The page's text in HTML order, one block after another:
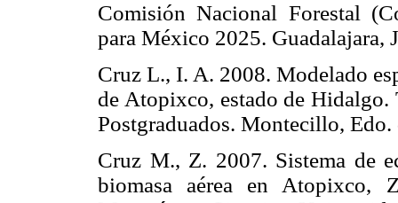
Comisión Nacional Forestal
para México 2025.
Cruz L., I. A. 2008. Modelado
de Atopixco, estado de Hidalgo.
Postgraduados. Montecillo,
Cruz M., Z. 2007. Sistema de
biomasa aérea en Atopixco,